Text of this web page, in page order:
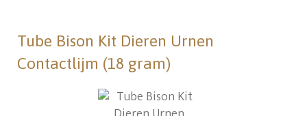
Tube Bison Kit Dieren Urnen
Contactlijm (18 gram)